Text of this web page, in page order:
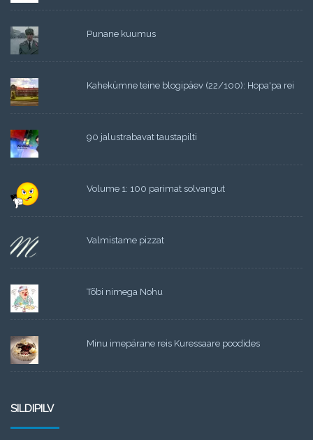
Punane kuumus
Kahekümne teine blogipäev (22/100): Hopa'pa rei
90 jalustrabavat taustapilti
Volume 1: 100 parimat solvangut
Valmistame pizzat
Tõbi nimega Nohu
Minu imepärane reis Kuressaare poodides
SILDIPILV